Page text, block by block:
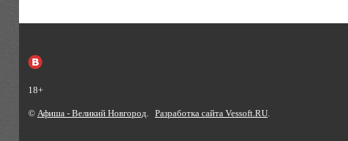
18+
© Афиша - Великий Новгород Разработка сайта Vessoft.RU.